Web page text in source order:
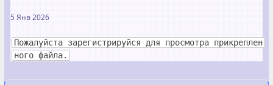
5 Янв 2026
Пожалуйста зарегистрируйся для просмотра прикреплен
ного файла.